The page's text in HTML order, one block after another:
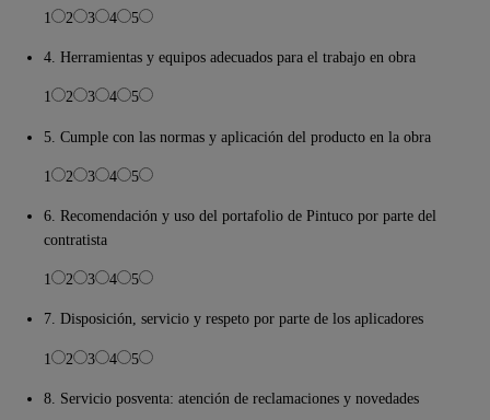
1 2 3 4 5
4. Herramientas y equipos adecuados para el trabajo en obra
1 2 3 4 5
5. Cumple con las normas y aplicación del producto en la obra
1 2 3 4 5
6. Recomendación y uso del portafolio de Pintuco por parte del
contratista
1 2 3 4 5
7. Disposición, servicio y respeto por parte de los aplicadores
1 2 3 4 5
8. Servicio posventa: atención de reclamaciones y novedades